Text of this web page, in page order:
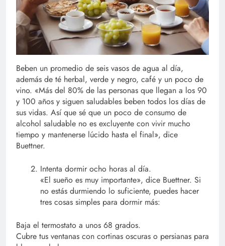
Beben un promedio de seis vasos de agua al día,
además de té herbal, verde y negro, café y un poco de
vino. «Más del 80% de las personas que llegan a los 90
y 100 años y siguen saludables beben todos los días de
sus vidas. Así que sé que un poco de consumo de
alcohol saludable no es excluyente con vivir mucho
tiempo y mantenerse lúcido hasta el final», dice
Buettner.
Intenta dormir ocho horas al día.
«El sueño es muy importante», dice Buettner. Si
no estás durmiendo lo suficiente, puedes hacer
tres cosas simples para dormir más:
Baja el termostato a unos 68 grados.
Cubre tus ventanas con cortinas oscuras o persianas para